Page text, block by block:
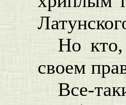
Но
своем
Все-